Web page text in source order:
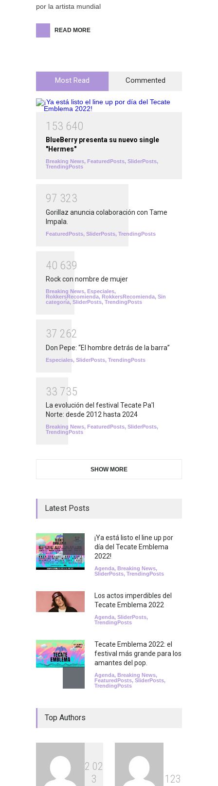
por la artista mundial
READ MORE
Most Read Commented
1 53 640
BlueBerry presenta su nuevo single
"Hermes"
Breaking News, FeaturedPosts, SliderPosts,
TrendingPosts
97 323
Gorillaz anuncia colaboración con Tame
Impala.
FeaturedPosts, SliderPosts, TrendingPosts
40 639
Rock con nombre de mujer
Breaking News, Especiales,
RokkersRecomienda, RokkersRecomienda, Sin
categoría, SliderPosts, TrendingPosts
37 262
Don Pepe: “El hombre detrás de la barra”
Especiales, SliderPosts, TrendingPosts
33 735
La evolución del festival Tecate Pa'l
Norte: desde 2012 hasta 2024
Breaking News, FeaturedPosts, SliderPosts,
TrendingPosts
SHOW MORE
Latest Posts
¡Ya está listo el line up por
día del Tecate Emblema
2022!
Agenda, Breaking News,
SliderPosts, TrendingPosts
Los actos imperdibles del
Tecate Emblema 2022
Agenda, SliderPosts,
TrendingPosts
Tecate Emblema 2022: el
festival más grande para los
amantes del pop.
Agenda, Breaking News,
FeaturedPosts, SliderPosts,
TrendingPosts
TrendingPosts
¡La machaca está lista! ¿Ya
conoces su lineup?
Top Authors
2 02
3
1 23